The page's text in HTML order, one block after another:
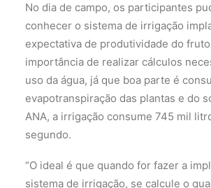
No dia de campo, os participantes
conhecer o sistema de irrigação
expectativa de produtividade do
importância de realizar cálculos
uso da água, já que boa parte é
evapotranspiração das plantas e do
ANA, a irrigação consume 745 mil
segundo.
“O ideal é que quando for fazer a
sistema de irrigação, se calcule o